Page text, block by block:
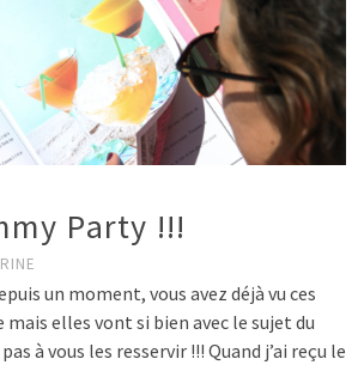
Party !!!
un moment, vous avez déjà vu ces
elles vont si bien avec le sujet du
à vous les resservir !!! Quand j’ai reçu le